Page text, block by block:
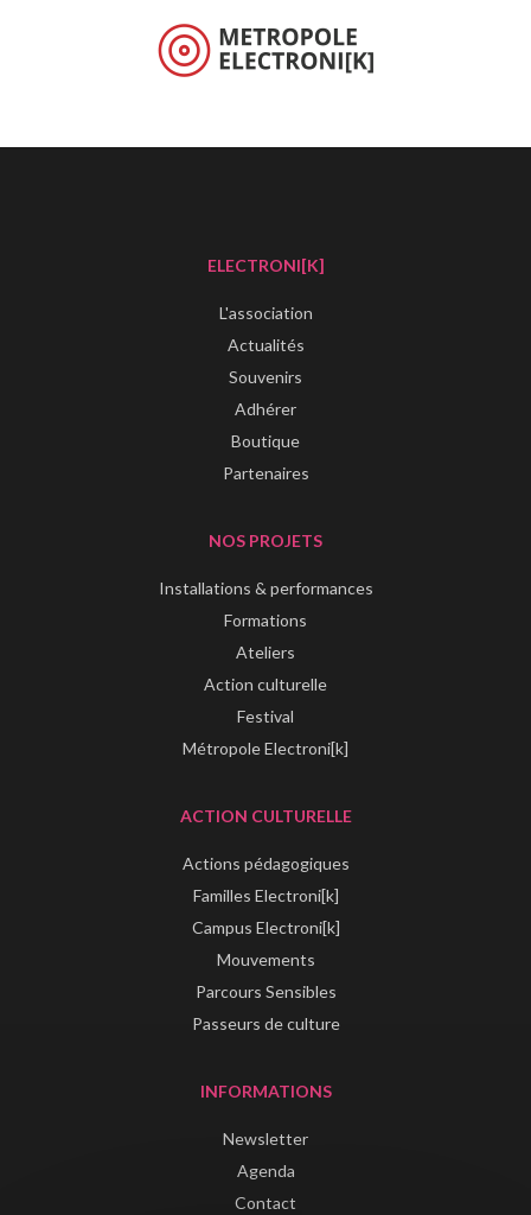
ELECTRONI[K]
L'association
Actualités
Souvenirs
Adhérer
Boutique
Partenaires
NOS PROJETS
Installations & performances
Formations
Ateliers
Action culturelle
Festival
Métropole Electroni[k]
ACTION CULTURELLE
Actions pédagogiques
Familles Electroni[k]
Campus Electroni[k]
Mouvements
Parcours Sensibles
Passeurs de culture
INFORMATIONS
Newsletter
Agenda
Contact